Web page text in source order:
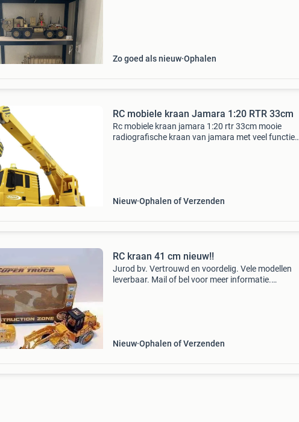
Zo goed als nieuw Ophalen
RC mobiele kraan Jamara 1:20 RTR 33cm
Rc mobiele kraan jamara 1:20 rtr 33cm mooie
radiografische kraan van jamara met veel functies
Nieuw Ophalen of Verzenden
RC kraan 41 cm nieuw!!
Jurod bv. Vertrouwd en voordelig. Vele modellen
leverbaar. Mail of bel voor meer informatie.
Nieuw Ophalen of Verzenden